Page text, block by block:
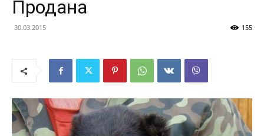
Продана
30.03.2015 155